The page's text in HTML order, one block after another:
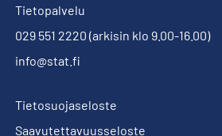
Tietopalvelu
029 551 2220 (arkisin klo 9.00-16.00)
info@stat.fi
Tietosuojaseloste
Saavutettavuusseloste